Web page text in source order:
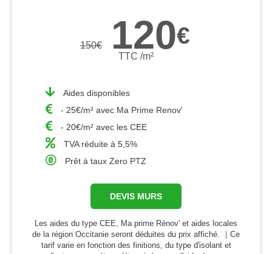
150€ 120€
TTC /m²
Aides disponibles
- 25€/m² avec Ma Prime Renov'
- 20€/m² avec les CEE
TVA réduite à 5,5%
Prêt à taux Zero PTZ
DEVIS MURS
Les aides du type CEE, Ma prime Rénov' et aides locales
de la région Occitanie seront déduites du prix affiché. ｜Ce
tarif varie en fonction des finitions, du type d'isolant et